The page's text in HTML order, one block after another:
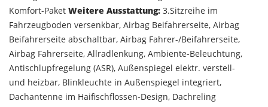
Komfort-Paket Weitere Ausstattung: 3.Sitzreihe im
Fahrzeugboden versenkbar, Airbag Beifahrerseite, Airbag
Beifahrerseite abschaltbar, Airbag Fahrer-/Beifahrerseite,
Airbag Fahrerseite, Allradlenkung, Ambiente-Beleuchtung,
Antischlupfregelung (ASR), Außenspiegel elektr. verstell-
und heizbar, Blinkleuchte in Außenspiegel integriert,
Dachantenne im Haifischflossen-Design, Dachreling